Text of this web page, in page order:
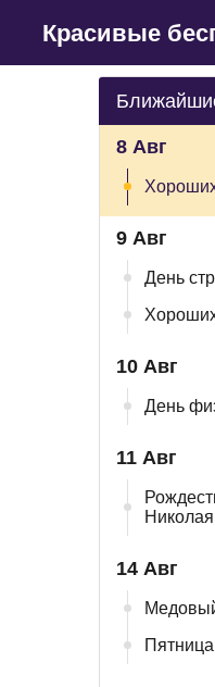
Красивые
8 Авг
9 Авг
День
10 Авг
День
11 Авг
14 Авг
Пятница